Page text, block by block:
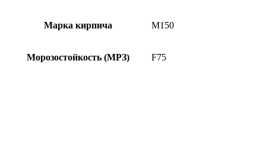
Марка кирпича М150
Морозостойкость (МРЗ) F75